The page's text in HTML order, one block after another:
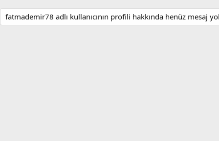
fatmademir78 adlı kullanıcının profili hakkında henüz mesaj